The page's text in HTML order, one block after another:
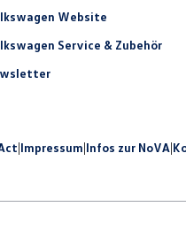
Website
Service & Zubehör
|Impressum|Infos zur NoVA|